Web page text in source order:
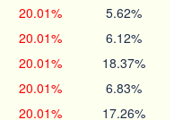
20.01% 5.62%
20.01% 6.12%
20.01% 18.37%
20.01% 6.83%
20.01% 17.26%